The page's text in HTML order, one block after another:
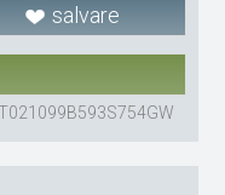
salvare